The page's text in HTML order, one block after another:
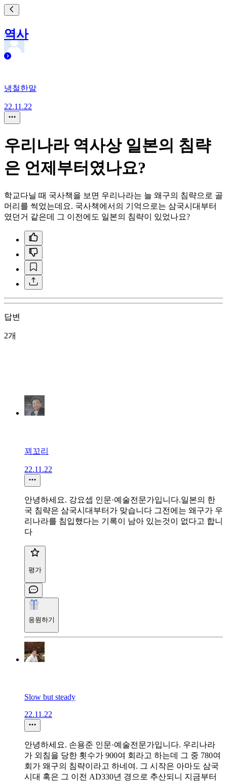
역사
냉철한말
22.11.22
우리나라 역사상 일본의 침략
은 언제부터였나요?
학교다닐 때 국사책을 보면 우리나라는 늘 왜구의 침략으로 골
머리를 썩었는데요. 국사책에서의 기억으로는 삼국시대부터
였던거 같은데 그 이전에도 일본의 침략이 있었나요?
답변
2개
꾀꼬리
22.11.22
안녕하세요. 강요셉 인문·예술전문가입니다.일본의 한
국 침략은 삼국시대부터가 맞습니다 그전에는 왜구가 우
리나라를 침입했다는 기록이 남아 있는것이 없다고 합니
다
평가
응원하기
Slow but steady
22.11.22
안녕하세요. 손용준 인문·예술전문가입니다. 우리나라
가 외침을 당한 횟수가 900여 회라고 하는데 그 중 780여
회가 왜구의 침략이라고 하네여. 그 시작은 아마도 삼국
시대 혹은 그 이전 AD330년 경으로 추산되니 지금부터